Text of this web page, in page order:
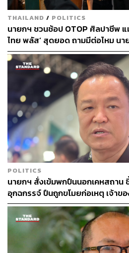
TAGS: ภราดร ปริศนานันทกุล
ไอศ
ไตรศุลี ไตรสรณกุล
วุฒิสภา
สำนักเลขาธิการนายกรัฐมนตรี
เกรียงไกร ศรีรักษ์
นายกรัฐม
สำนักนายกรัฐมนตรี
ตึกไทย
อนุทิน ชาญวีรกูล
รัชดา ธน
THAILAND / POLITICS
นายกฯ ชวนช้อป OTOP ศิลปาชีพ แ
ไทย พลัส’ สุดยอด ถามมีต่อไหม นา
พยายาม’
POLITICS
นายกฯ สั่งเข้มพกปืนนอกเคหสถาน
อุกฉกรรจ์ ปืนถูกขโมยก่อเหตุ เจ้าข